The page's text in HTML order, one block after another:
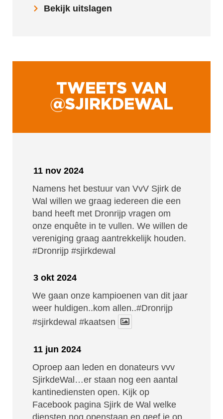
Bekijk uitslagen
TWEETS VAN
@SJIRKDEWAL
11 nov 2024
Namens het bestuur van VvV Sjirk de
Wal willen we graag iedereen die een
band heeft met Dronrijp vragen om
onze enquête in te vullen. We willen de
vereniging graag aantrekkelijk houden.
#Dronrijp #sjirkdewal
3 okt 2024
We gaan onze kampioenen van dit jaar
weer huldigen..kom allen..#Dronrijp
#sjirkdewal #kaatsen
11 jun 2024
Oproep aan leden en donateurs vvv
SjirkdeWal…er staan nog een aantal
kantinediensten open. Kijk op
Facebook pagina Sjirk de Wal welke
diensten nog openstaan en geef je op.